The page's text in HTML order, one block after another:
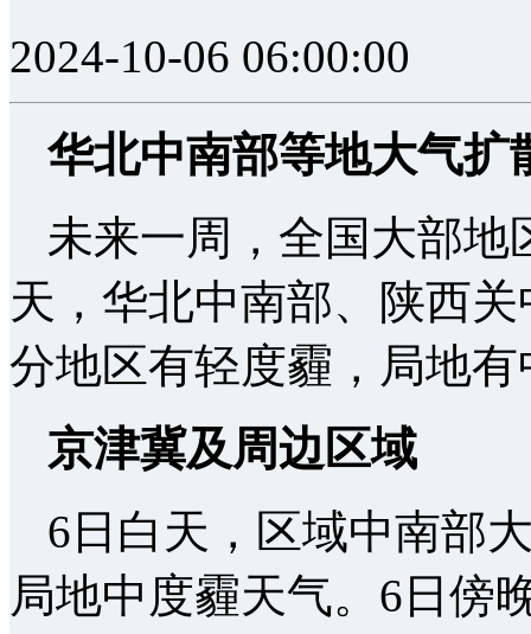
2024-10-06 06:00:00
华北中南部等地大气扩
未来一周，全国大部地
天，华北中南部、陕西
分地区有轻度霾，局地
京津冀及周边 区域
6日白天，区域中南部
局地中度霾天气。6日傍